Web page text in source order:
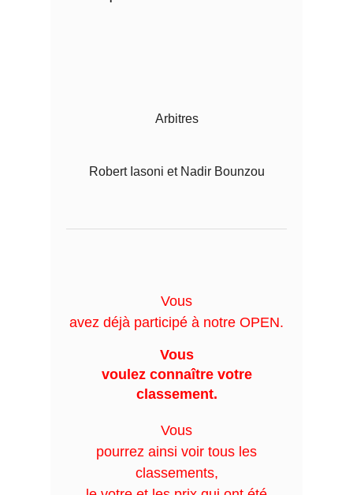
Arbitres
Robert Iasoni et Nadir Bounzou
Vous
avez déjà participé à notre OPEN.
Vous
voulez connaître votre
classement.
Vous
pourrez ainsi voir tous les
classements,